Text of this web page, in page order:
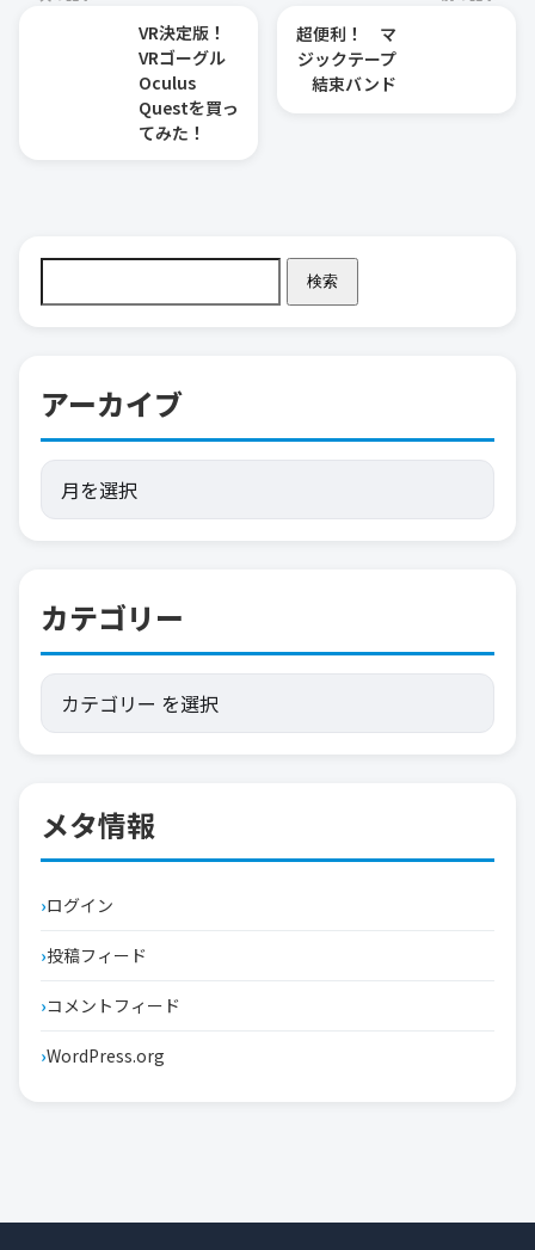
VR決定版！
VRゴーグル
Oculus
Questを買っ
てみた！
超便利！ マ
ジックテープ
結束バンド
検索
アーカイブ
カテゴリー
メタ情報
ログイン
投稿フィード
コメントフィード
WordPress.org